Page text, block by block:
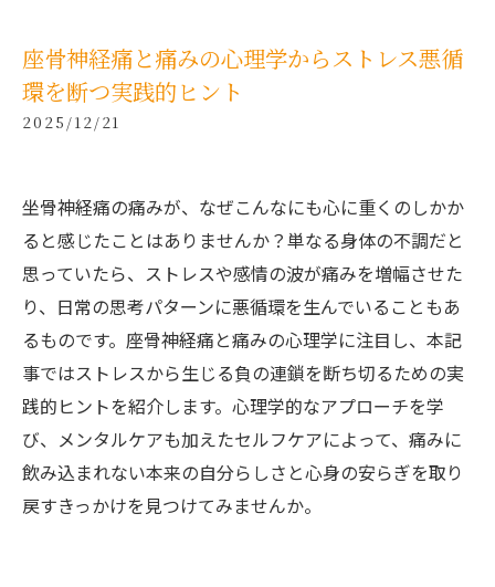
座骨神経痛と痛みの心理学からストレス悪循
環を断つ実践的ヒント
2025/12/21
坐骨神経痛の痛みが、なぜこんなにも心に重くのしかか
ると感じたことはありませんか？単なる身体の不調だと
思っていたら、ストレスや感情の波が痛みを増幅させた
り、日常の思考パターンに悪循環を生んでいることもあ
るものです。座骨神経痛と痛みの心理学に注目し、本記
事ではストレスから生じる負の連鎖を断ち切るための実
践的ヒントを紹介します。心理学的なアプローチを学
び、メンタルケアも加えたセルフケアによって、痛みに
飲み込まれない本来の自分らしさと心身の安らぎを取り
戻すきっかけを見つけてみませんか。